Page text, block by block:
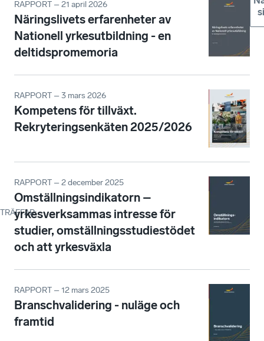
TRÄFFAR:
RAPPORT – 21 april 2026
Näringslivets erfarenheter av
Nationell yrkesutbildning - en
deltidspromemoria
RAPPORT – 3 mars 2026
Kompetens för tillväxt.
Rekryteringsenkäten 2025/2026
RAPPORT – 2 december 2025
Omställningsindikatorn –
yrkesverksammas intresse för
studier, omställningsstudiestödet
och att yrkesväxla
RAPPORT – 12 mars 2025
Branschvalidering - nuläge och
framtid